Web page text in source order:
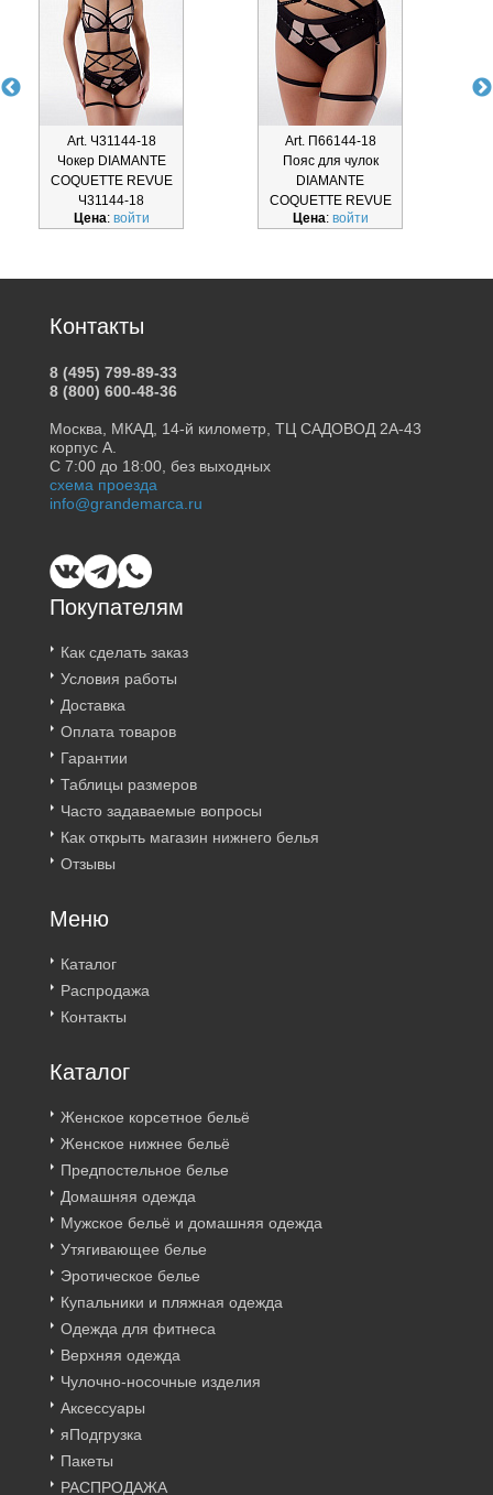
Art. Ч31144-18
Чокер DIAMANTE
COQUETTE REVUE
Ч31144-18
Цена: войти
Art. П66144-18
Пояс для чулок
DIAMANTE
COQUETTE REVUE
П66144-18
Цена: войти
Покупателям
Как сделать заказ
Условия работы
Доставка
Оплата товаров
Гарантии
Таблицы размеров
Часто задаваемые вопросы
Как открыть магазин нижнего белья
Отзывы
Меню
Каталог
Распродажа
Контакты
Каталог
Женское корсетное бельё
Женское нижнее бельё
Предпостельное белье
Домашняя одежда
Мужское бельё и домашняя одежда
Утягивающее белье
Эротическое белье
Купальники и пляжная одежда
Одежда для фитнеса
Верхняя одежда
Чулочно-носочные изделия
Аксессуары
яПодгрузка
Пакеты
РАСПРОДАЖА
Контакты
8 (495) 799-89-33
8 (800) 600-48-36
Москва, МКАД, 14-й километр, ТЦ САДОВОД 2А-43
корпус А.
С 7:00 до 18:00, без выходных
схема проезда
info@grandemarca.ru